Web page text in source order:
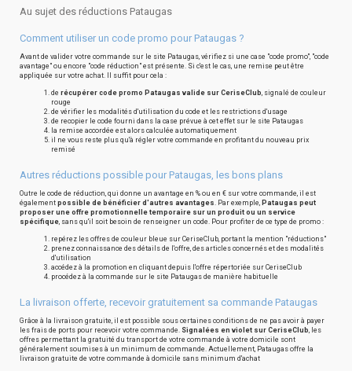
Au sujet des réductions Pataugas
Comment utiliser un code promo pour Pataugas ?
Avant de valider votre commande sur le site Pataugas, vérifiez si une case "code promo", "code
avantage" ou encore "code réduction" est présente. Si c'est le cas, une remise peut être
appliquée sur votre achat. Il suffit pour cela :
de récupérer code promo Pataugas valide sur CeriseClub, signalé de couleur
rouge
de vérifier les modalités d'utilisation du code et les restrictions d'usage
de recopier le code fourni dans la case prévue à cet effet sur le site Pataugas
la remise accordée est alors calculée automatiquement
il ne vous reste plus qu'à régler votre commande en profitant du nouveau prix
remisé
Autres réductions possible pour Pataugas, les bons plans
Outre le code de réduction, qui donne un avantage en % ou en € sur votre commande, il est
également possible de bénéficier d'autres avantages. Par exemple, Pataugas peut
proposer une offre promotionnelle temporaire sur un produit ou un service
spécifique, sans qu'il soit besoin de renseigner un code. Pour profiter de ce type de promo :
repérez les offres de couleur bleue sur CeriseClub, portant la mention "réductions"
prenez connaissance des détails de l'offre, des articles concernés et des modalités
d'utilisation
accédez à la promotion en cliquant depuis l'offre répertoriée sur CeriseClub
procédez à la commande sur le site Pataugas de manière habituelle
La livraison offerte, recevoir gratuitement sa commande Pataugas
Grâce à la livraison gratuite, il est possible sous certaines conditions de ne pas avoir à payer
les frais de ports pour recevoir votre commande. Signalées en violet sur CeriseClub, les
offres permettant la gratuité du transport de votre commande à votre domicile sont
généralement soumises à un minimum de commande. Actuellement, Pataugas offre la
livraison gratuite de votre commande à domicile sans minimum d'achat